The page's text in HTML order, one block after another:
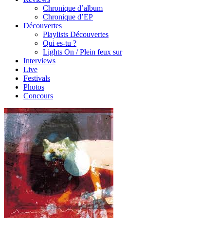
Chronique d’album
Chronique d’EP
Découvertes
Playlists Découvertes
Qui es-tu ?
Lights On / Plein feux sur
Interviews
Live
Festivals
Photos
Concours